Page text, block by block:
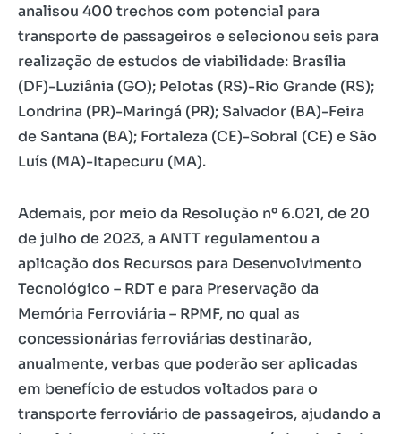
analisou 400 trechos com potencial para
transporte de passageiros e selecionou seis para
realização de estudos de viabilidade: Brasília
(DF)-Luziânia (GO); Pelotas (RS)-Rio Grande (RS);
Londrina (PR)-Maringá (PR); Salvador (BA)-Feira
de Santana (BA); Fortaleza (CE)-Sobral (CE) e São
Luís (MA)-Itapecuru (MA).
Ademais, por meio da Resolução nº 6.021, de 20
de julho de 2023, a ANTT regulamentou a
aplicação dos Recursos para Desenvolvimento
Tecnológico – RDT e para Preservação da
Memória Ferroviária – RPMF, no qual as
concessionárias ferroviárias destinarão,
anualmente, verbas que poderão ser aplicadas
em benefício de estudos voltados para o
transporte ferroviário de passageiros, ajudando a